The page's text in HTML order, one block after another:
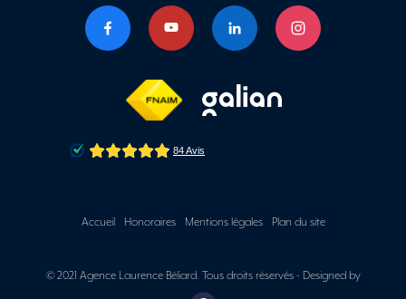
Accueil Honoraires Mentions légales Plan du site
© 2021 Agence Laurence Béliard. Tous droits réservés - Designed by